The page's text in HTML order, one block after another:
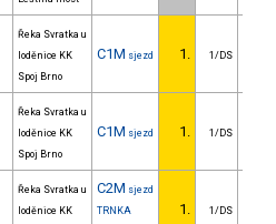
Řeka Svratka u
loděnice KK
Spoj Brno
C1M sjezd 1. 1/DS
Řeka Svratka u
loděnice KK
Spoj Brno
C1M sjezd 1. 1/DS
Řeka Svratka u
loděnice KK
C2M sjezd
TRNKA
1. 1/DS